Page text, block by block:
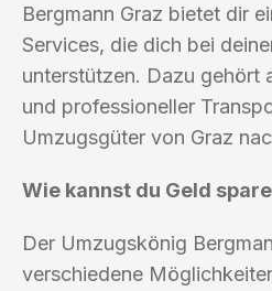
Bergmann Graz bietet dir
Services, die dich bei
unterstützen. Dazu gehört
und professioneller
Umzugsgüter von Graz
Wie kannst du Geld
Der Umzugskönig
verschiedene